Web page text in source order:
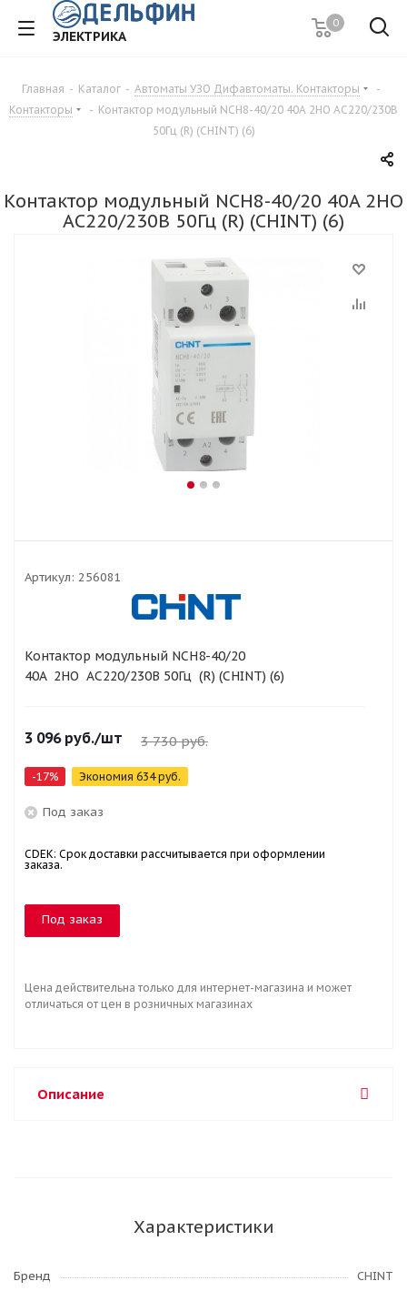
ЭЛЕКТРИКА
0
Главная - Каталог - Автоматы УЗО Дифавтоматы. Контакторы
-
Контакторы
- Контактор модульный NCH8-40/20 40A 2НО AC220/230В
50Гц (R) (CHINT) (6)
Контактор модульный NCH8-40/20 40A 2НО
AC220/230В 50Гц (R) (CHINT) (6)
Артикул: 256081
Контактор модульный NCH8-40/20
40A 2НО AC220/230В 50Гц (R) (CHINT) (6)
3 096руб./шт 3 730руб.
-17% Экономия 634руб.
Под заказ
CDEK: Срок доставки рассчитывается при оформлении
заказа.
Под заказ
Цена действительна только для интернет-магазина и может
отличаться от цен в розничных магазинах
Описание
Характеристики
Бренд
CHINT